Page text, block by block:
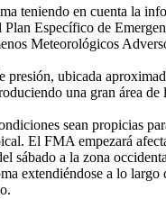
teniendo en cuenta la
Específico de
Meteorológicos
presión, ubicada
una gran área
sean propicias
El FMA empezará
sábado a la zona
extendiéndose a lo largo